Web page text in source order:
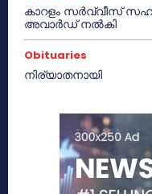
കാറളം സർവ്വീസ്
അവാർഡ് നൽകി
Obituaries
നിര്യാതനായി